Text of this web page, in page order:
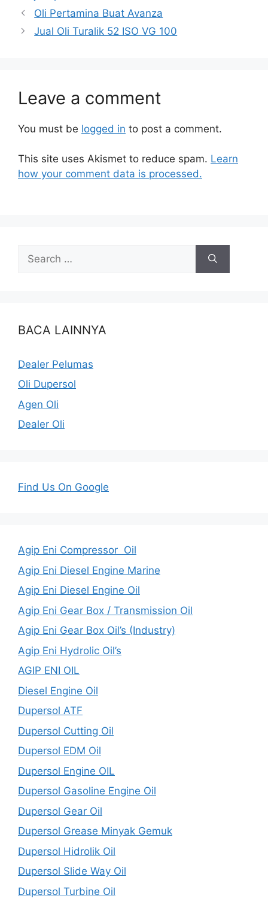
Oli Pertamina Buat Avanza
Jual Oli Turalik 52 ISO VG 100
Leave a comment
You must be logged in to post a comment.
This site uses Akismet to reduce spam. Learn
how your comment data is processed.
BACA LAINNYA
Dealer Pelumas
Oli Dupersol
Agen Oli
Dealer Oli
Find Us On Google
Agip Eni Compressor Oil
Agip Eni Diesel Engine Marine
Agip Eni Diesel Engine Oil
Agip Eni Gear Box / Transmission Oil
Agip Eni Gear Box Oil’s (Industry)
Agip Eni Hydrolic Oil’s
AGIP ENI OIL
Diesel Engine Oil
Dupersol ATF
Dupersol Cutting Oil
Dupersol EDM Oil
Dupersol Engine OIL
Dupersol Gasoline Engine Oil
Dupersol Gear Oil
Dupersol Grease Minyak Gemuk
Dupersol Hidrolik Oil
Dupersol Slide Way Oil
Dupersol Turbine Oil